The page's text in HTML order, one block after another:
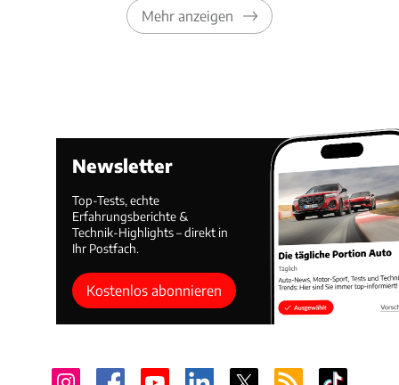
Mehr anzeigen
Newsletter
Top-Tests, echte
Erfahrungsberichte &
Technik-Highlights – direkt in
Ihr Postfach.
Kostenlos abonnieren